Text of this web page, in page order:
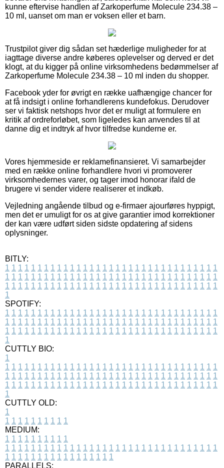
kunne eftervise handlen af Zarkoperfume Molecule 234.38 –
10 ml, uanset om man er voksen eller et barn.
Trustpilot giver dig sådan set hæderlige muligheder for at
iagttage diverse andre køberes oplevelser og derved er det
klogt, at du kigger på online virksomhedens bedømmelser af
Zarkoperfume Molecule 234.38 – 10 ml inden du shopper.
Facebook yder for øvrigt en række uafhængige chancer for
at få indsigt i online forhandlerens kundefokus. Derudover
ser vi faktisk netshops hvor det er muligt at formulere en
kritik af ordreforløbet, som ligeledes kan anvendes til at
danne dig et indtryk af hvor tilfredse kunderne er.
Vores hjemmeside er reklamefinansieret. Vi samarbejder
med en række online forhandlere hvori vi promoverer
virksomhedernes varer, og tager imod honorar ifald de
brugere vi sender videre realiserer et indkøb.
Vejledning angående tilbud og e-firmaer ajourføres hyppigt,
men det er umuligt for os at give garantier imod korrektioner
der kan være udført siden sidste opdatering af sidens
oplysninger.
BITLY:
1 1 1 1 1 1 1 1 1 1 1 1 1 1 1 1 1 1 1 1 1 1 1 1 1 1 1 1 1 1 1 1 1
1 1 1 1 1 1 1 1 1 1 1 1 1 1 1 1 1 1 1 1 1 1 1 1 1 1 1 1 1 1 1 1 1
1 1 1 1 1 1 1 1 1 1 1 1 1 1 1 1 1 1 1 1 1 1 1 1 1 1 1 1 1 1 1 1 1
1
SPOTIFY:
1 1 1 1 1 1 1 1 1 1 1 1 1 1 1 1 1 1 1 1 1 1 1 1 1 1 1 1 1 1 1 1 1
1 1 1 1 1 1 1 1 1 1 1 1 1 1 1 1 1 1 1 1 1 1 1 1 1 1 1 1 1 1 1 1 1
1 1 1 1 1 1 1 1 1 1 1 1 1 1 1 1 1 1 1 1 1 1 1 1 1 1 1 1 1 1 1 1 1
1
CUTTLY BIO:
1
1 1 1 1 1 1 1 1 1 1 1 1 1 1 1 1 1 1 1 1 1 1 1 1 1 1 1 1 1 1 1 1 1
1 1 1 1 1 1 1 1 1 1 1 1 1 1 1 1 1 1 1 1 1 1 1 1 1 1 1 1 1 1 1 1 1
1 1 1 1 1 1 1 1 1 1 1 1 1 1 1 1 1 1 1 1 1 1 1 1 1 1 1 1 1 1 1 1 1
1
CUTTLY OLD:
1
1 1 1 1 1 1 1 1 1 1
MEDIUM:
1 1 1 1 1 1 1 1 1 1
1 1 1 1 1 1 1 1 1 1 1 1 1 1 1 1 1 1 1 1 1 1 1 1 1 1 1 1 1 1 1 1 1
1 1 1 1 1 1 1 1 1 1 1 1 1 1 1 1 1
PARALLELS: